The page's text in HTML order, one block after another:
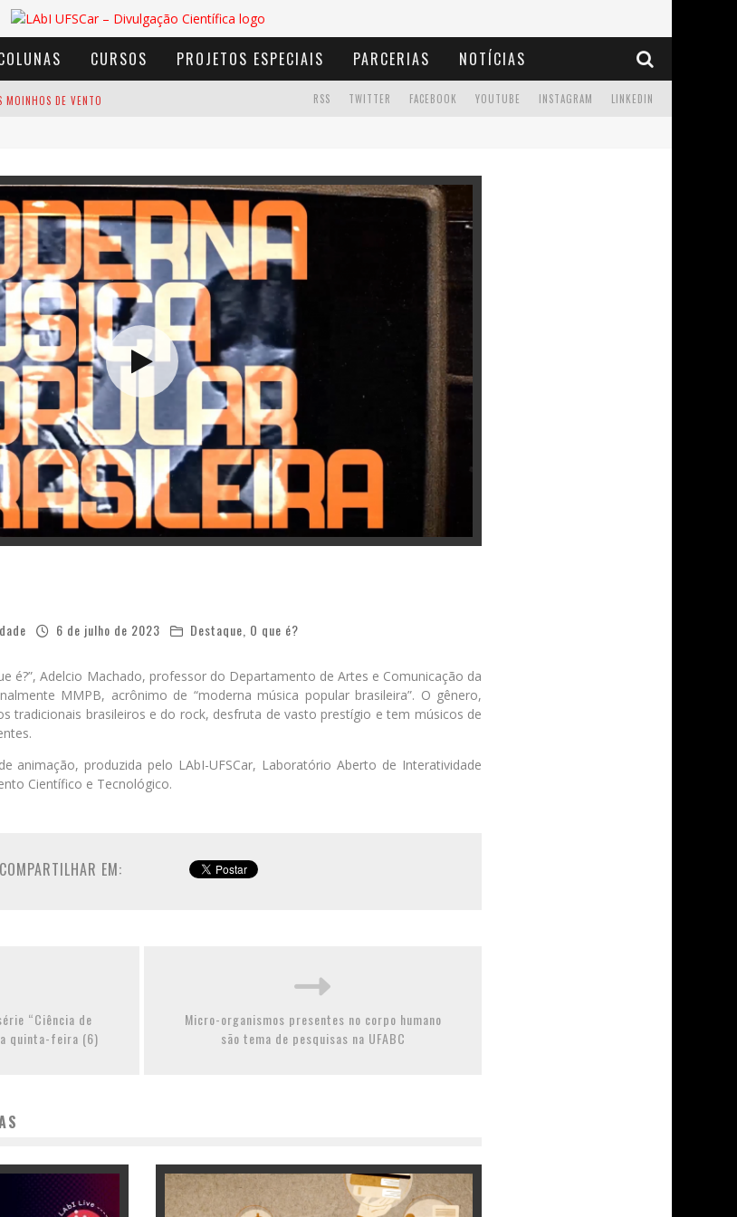
CURSOS PROJETOS ESPECIAIS PARCERIAS NOTÍCIAS
MOINHOS DE VENTO LINKEDIN
INSTAGRAM
YOUTUBE
FACEBOOK
TWITTER
RSS
6 de julho de 2023 Destaque, O que é?
é?”, Adelcio Machado, professor do Departamento de Artes e Comunicação da
MMPB, acrônimo de “moderna música popular brasileira”. O gênero,
tradicionais brasileiros e do rock, desfruta de vasto prestígio e tem músicos de
animação, produzida pelo LAbI-UFSCar, Laboratório Aberto de Interatividade
Científico e Tecnológico.
COMPARTILHAR EM:
“Ciência de
quinta-feira (6)
Micro-organismos presentes no corpo humano
são tema de pesquisas na UFABC